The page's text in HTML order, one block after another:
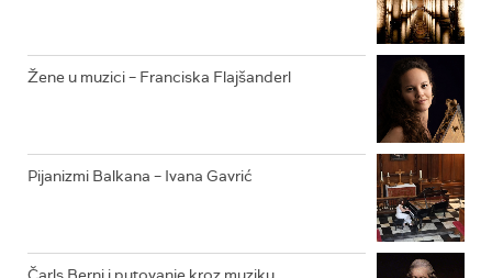
Žene u muzici – Franciska Flajšanderl
Pijanizmi Balkana – Ivana Gavrić